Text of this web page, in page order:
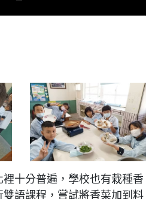
十分普遍，學校也有栽種香
語課程，嘗試將香菜加到料